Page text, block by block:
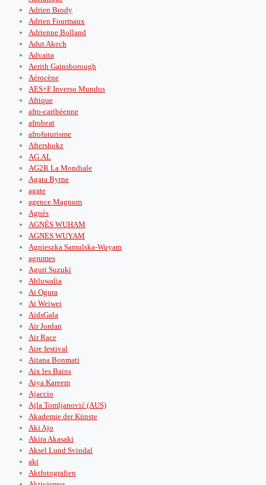
Adrien Brody
Adrien Fourmaux
Adrienne Bolland
Adut Akech
Advaita
Aerith Gainsborough
Aérocène
AES+F Inverso Mundus
Afrique
afro-caribéenne
afrobeat
afrofuturisme
Aftershokz
AG.AL
AG2R La Mondiale
Agata Byrne
agate
agence Magnum
Agnès
AGNÈS WUHAM
AGNES WUYAM
Agnieszka Samulska-Wuyam
agrumes
Aguri Suzuki
Ahluwalia
Ai Ogura
Ai Weiwei
AidsGala
Air Jordan
Air Race
Aire festival
Aitana Bonmati
Aix les Bains
Aiya Kareem
Ajaccio
Ajla Tomljanović (AUS)
Akademie der Künste
Aki Ajo
Akira Akasaki
Aksel Lund Svindal
akt
Aktfotografien